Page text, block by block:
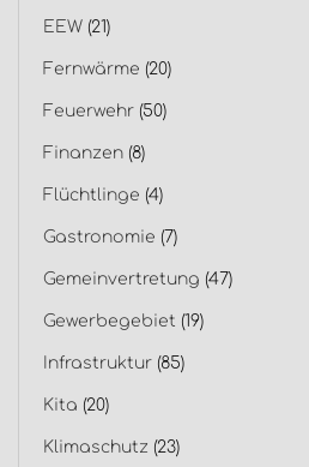
EEW (21)
Fernwärme (20)
Feuerwehr (50)
Finanzen (8)
Flüchtlinge (4)
Gastronomie (7)
Gemeinvertretung (47)
Gewerbegebiet (19)
Infrastruktur (85)
Kita (20)
Klimaschutz (23)